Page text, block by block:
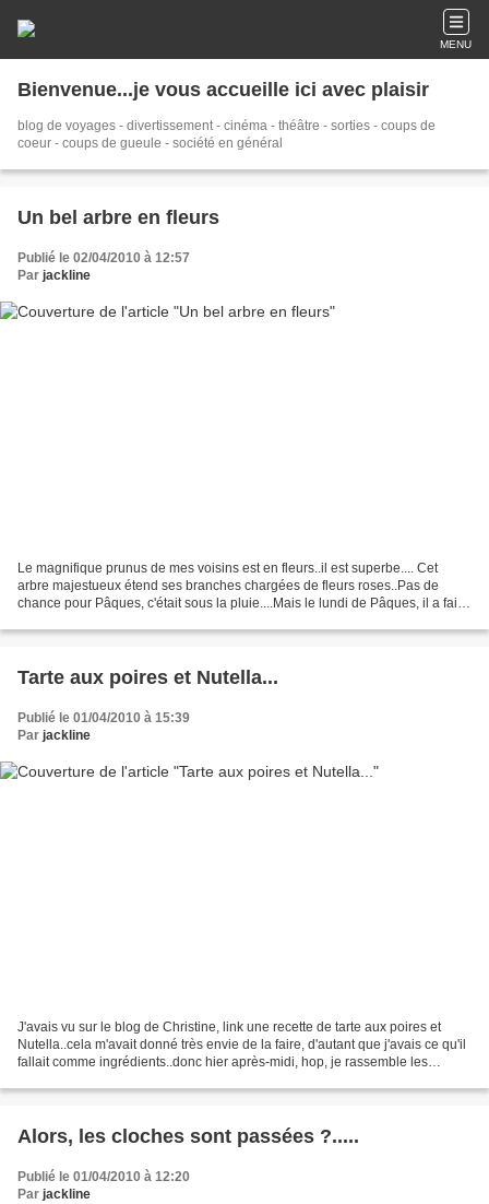
MENU
Bienvenue...je vous accueille ici avec plaisir
blog de voyages - divertissement - cinéma - théâtre - sorties - coups de
coeur - coups de gueule - société en général
Un bel arbre en fleurs
Publié le 02/04/2010 à 12:57
Par jackline
Le magnifique prunus de mes voisins est en fleurs..il est superbe.... Cet
arbre majestueux étend ses branches chargées de fleurs roses..Pas de
chance pour Pâques, c'était sous la pluie....Mais le lundi de Pâques, il a fait
Tarte aux poires et Nutella...
Publié le 01/04/2010 à 15:39
Par jackline
J'avais vu sur le blog de Christine, link une recette de tarte aux poires et
Nutella..cela m'avait donné très envie de la faire, d'autant que j'avais ce qu'il
fallait comme ingrédients..donc hier après-midi, hop, je rassemble les
Alors, les cloches sont passées ?.....
Publié le 01/04/2010 à 12:20
Par jackline